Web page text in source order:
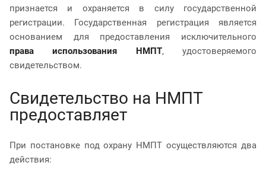
признается и охраняется в силу государственной
регистрации. Государственная регистрация является
основанием для предоставления исключительного
права использования НМПТ, удостоверяемого
свидетельством.
Свидетельство на НМПТ
предоставляет
При постановке под охрану НМПТ осуществляются два
действия: